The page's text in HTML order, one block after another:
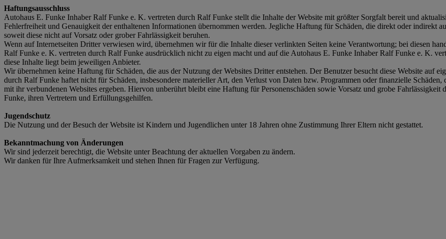
Haftungsausschluss
Autohaus E. Funke Inhaber Ralf Funke e. K. vertreten durch Ralf Funke stellt die Inhalte der Website mit größter Sorgfalt bereit und
Fehlerfreiheit und Genauigkeit der enthaltenen Informationen übernommen werden. Jegliche Haftung für Schäden, die direkt oder indirekt
soweit diese nicht auf Vorsatz oder grober Fahrlässigkeit beruhen.
Wenn auf Internetseiten Dritter verwiesen wird, übernehmen wir für die Inhalte dieser verlinkten Seiten keine Verantwortung; bei diesen
Ralf Funke e. K. vertreten durch Ralf Funke ausdrücklich nicht zu eigen macht und auf die Autohaus E. Funke Inhaber Ralf Funke e. K.
diese Inhalte liegt beim jeweiligen Anbieter.
Wir übernehmen keine Haftung für Schäden, die aus der Nutzung der Websites Dritter entstehen. Der Benutzer besucht diese Website auf
durch Ralf Funke haftet nicht für Schäden, insbesondere materieller Art, den Verlust von Daten bzw. Programmen oder finanzielle
mit ihr verbundenen Websites ergeben. Hiervon unberührt bleibt eine Haftung für Personenschäden sowie Vorsatz und grobe
Funke, ihren Vertretern und Erfüllungsgehilfen.
Jugendschutz
Die Nutzung und der Besuch der Website ist Kindern und Jugendlichen unter 18 Jahren ohne Zustimmung Ihrer Eltern nicht gestattet.
Bekanntmachung von Änderungen
Wir sind jederzeit berechtigt, die Website unter Beachtung der aktuellen Vorgaben zu ändern.
Wir danken für Ihre Aufmerksamkeit und stehen Ihnen für Fragen zur Verfügung.